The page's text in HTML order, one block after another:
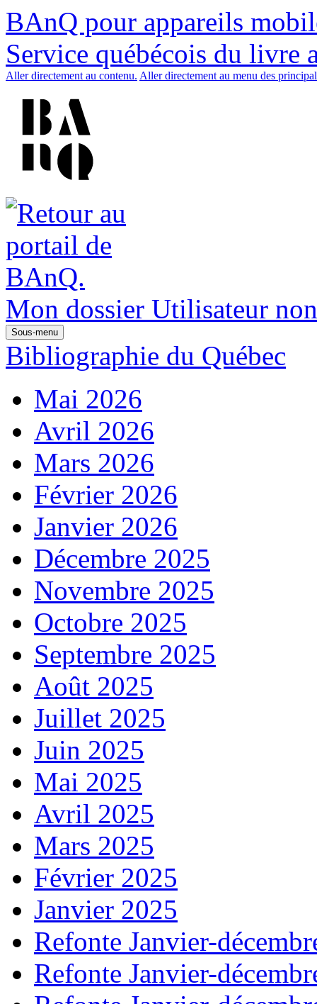
BAnQ pour appareils
Service québécois du livre
Aller directement au contenu. Aller directement au menu des
Mon dossier Utilisateur
Sous-menu
Bibliographie du Québec
Mai 2026
Avril 2026
Mars 2026
Février 2026
Janvier 2026
Décembre 2025
Novembre 2025
Octobre 2025
Septembre 2025
Août 2025
Juillet 2025
Juin 2025
Mai 2025
Avril 2025
Mars 2025
Février 2025
Janvier 2025
Refonte Janvier-
Refonte Janvier-